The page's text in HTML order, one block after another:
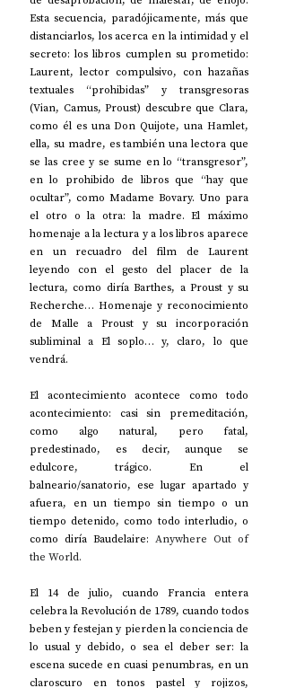
Esta secuencia, paradójicamente, más que
distanciarlos, los acerca en la intimidad y el
secreto: los libros cumplen su prometido:
Laurent, lector compulsivo, con hazañas
textuales “prohibidas” y transgresoras
(Vian, Camus, Proust) descubre que Clara,
como él es una Don Quijote, una Hamlet,
ella, su madre, es también una lectora que
se las cree y se sume en lo “transgresor”,
en lo prohibido de libros que “hay que
ocultar”, como Madame Bovary. Uno para
el otro o la otra: la madre. El máximo
homenaje a la lectura y a los libros aparece
en un recuadro del film de Laurent
leyendo con el gesto del placer de la
lectura, como diría Barthes, a Proust y su
Recherche… Homenaje y reconocimiento
de Malle a Proust y su incorporación
subliminal a El soplo… y, claro, lo que
vendrá.
El acontecimiento acontece como todo
acontecimiento: casi sin premeditación,
como algo natural, pero fatal,
predestinado, es decir, aunque se
edulcore, trágico. En el
balneario/sanatorio, ese lugar apartado y
afuera, en un tiempo sin tiempo o un
tiempo detenido, como todo interludio, o
como diría Baudelaire: Anywhere Out of
the World.
El 14 de julio, cuando Francia entera
celebra la Revolución de 1789, cuando todos
beben y festejan y pierden la conciencia de
lo usual y debido, o sea el deber ser: la
escena sucede en cuasi penumbras, en un
claroscuro en tonos pastel y rojizos,